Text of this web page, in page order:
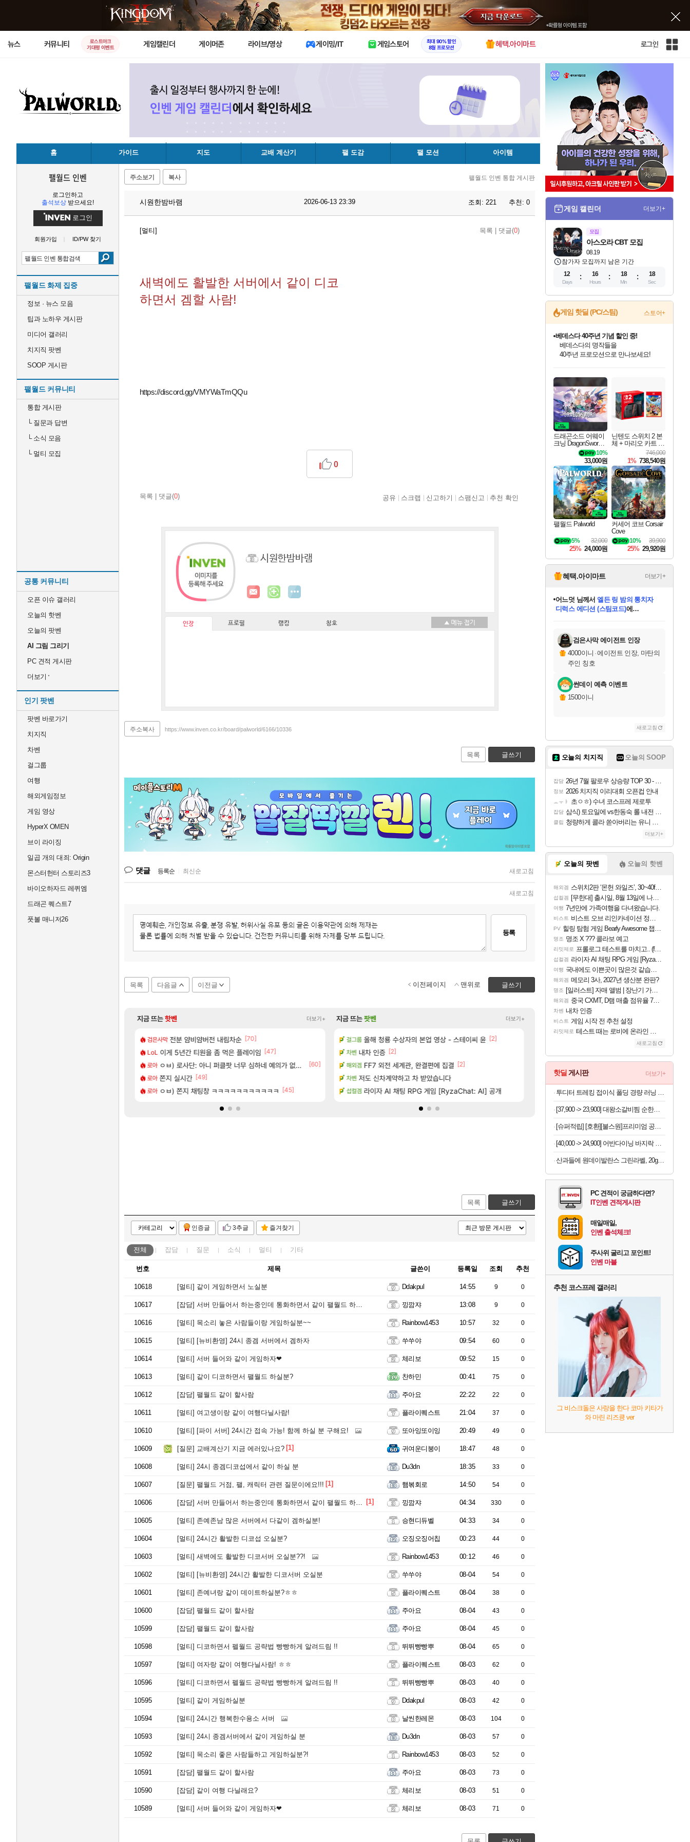
X
뉴스 커뮤니티
로스트아크
기대평 이벤트
게임캘린더 게이머존 라이브/영상 게이밍/IT 게임스토어
최대 90% 할인
8월 프로모션
혜택.아이마트 로그인
인
홈 가이드 지도 교배 계산기 팰 도감 팰 모션 아이템
팰월드 인벤
로그인하고
출석보상 받으세요!
로그인
회원가입 ID/PW 찾기
팰월드 화제 집중
정보 · 뉴스 모음
팁과 노하우 게시판
미디어 갤러리
치지직 팟벤
SOOP 게시판
팰월드 커뮤니티
통합 게시판
└질문과 답변
└소식 모음
└멀티 모집
공통 커뮤니티
오픈 이슈 갤러리
오늘의 핫벤
오늘의 팟벤
AI 그림 그리기
PC 견적 게시판
더보기
인기 팟벤
팟벤 바로가기
치지직
차벤
걸그룹
여행
해외게임정보
게임 영상
HyperX OMEN
브이 라이징
일곱 개의 대죄: Origin
몬스터헌터 스토리즈3
바이오하자드 레퀴엠
드래곤 퀘스트7
풋볼 매니저26
주소보기 복사 팰월드 인벤 통합 게시판
시원한밤바램 2026-06-13 23:39 조회: 221 추천: 0
[멀티] 목록 댓글(0)
새벽에도 활발한 서버에서 같이 디코
하면서 겜할 사람!
https://discord.gg/VMYWaTmQQu
목록 댓글(0)
0
공유 스크랩 신고하기 스팸신고 추천 확인
시원한밤바램
인장 프로필 랭킹 칭호
주소복사 https://www.inven.co.kr/board/palworld/6166/10336
목록 글쓰기
댓글 등록순 최신순 새로고침
새로고침
등록
목록 다음글 이전글 글쓰기
이전페이지 맨위로
지금 뜨는핫벤 더보기+
검은사막 전분 얌비얌버전 내림차순 [70]
LoL 이게 5년간 티원을 좀 먹은 플레이임 [47]
로아 ㅇㅂ) 로사단: 아니 퍼클팟 너무 심하네 예의가 없어(?)
[60]
로아 쫀지 실시간 [49]
로아 ㅇㅂ) 쫀지 채팅창 ㅋㅋㅋㅋㅋㅋㅋㅋㅋㅋㅋ [45]
메이플 메이플 렉걸리는 애들은 참고해라 [620]
FCO 와ㅅㅂ 현질 금액 1억이 넘네요..다들 꼭 해보십셔ㅁㅊ
메이플 “ 경기도 사실상 부도. ” [279]
로아 [벨가르딘 The FIRST] 운영 후기 + 1~3위 공대 축하 Ai짤
리니지M 오 0.1% 뚫었다 [9]
오늘 갑자기 떡상한 팔찌옵션
[64]
로아 [벨가르딘] 나이트메어 클리어 TOP10 알려드립니
메이플 와 ㅁㅊ 컴플뜸ㅋㅋ [64]
지금 뜨는팟벤 더보기+
PV 비스트 오브 리인카네이션 오픈 트레일러
아스오라 「에린」 컨셉 포스터 공개
여행 7년만에 가족여행을 다녀왔습니다. [1]
비스트 쿠를 먼저 보내서 기습하는 법
리싱크드 리싱크드 1.06 패치노트 (8/5)
걸그룹 올해 청룡 수상자의 본업 영상 - 스테이씨 윤 [2]
차벤 내차 인증 [2]
해외겜 FF7 외전 세계관, 완결편에 집결 [2]
차벤 저도 신차계약하고 차 받았습니다
섭컬겜 라이자 AI 채팅 RPG 게임 [RyzaChat: AI] 공개
섬란 카구라 개발사 신작 [시노비 넥서스] 연내
넷마블, 신작 서브컬쳐 게임 [펄 인 블루] 티저 사이
비스트 챕터별 길찾기/지도 공략 (1 ~ 12장)
리밋제로 테스트 때는 로비에 온라인 기능이 있는데
목록 글쓰기
인증글 3추글 즐겨찾기
전체 잡담 질문 소식 멀티 기타
번호 제목 글쓴이 등록일 조회 추천
10618 [멀티] 같이 게임하면서 노실분 Ddakpul 14:55 9 0
10617 [잡담] 서버 만들어서 하는중인데 통화하면서 같이 팰월드 하실분! 낑깜쟈 13:08 9 0
10616 [멀티] 목소리 놓은 사람들이랑 게임하실분~~ Rainbow1453 10:57 32 0
10615 [멀티] [뉴비환영] 24시 종겜 서버에서 겜하자 쑤쑤야 09:54 60 0
10614 [멀티] 서버 들어와 같이 게임하자❤ 체리보 09:52 15 0
10613 [멀티] 같이 디코하면서 팰월드 하실분? 찬하민 00:41 75 0
10612 [잡담] 팰월드 같이 할사람 주아요 22:22 22 0
10611 [멀티] 여고생이랑 같이 여행다닐사람! 플라이퀘스트 21:04 37 0
10610 [멀티] [파이 서버] 24시간 접속 가능! 함께 하실 분 구해요! 또아잉또이잉 20:49 49 0
10609 [질문] 교배계산기 지금 에러있나요? [1] 귀여운디붕이 18:47 48 0
10608 [멀티] 24시 종겜디코섭에서 같이 하실 분 Du3dn 18:35 33 0
10607 [질문] 팰월드 거점, 팰, 캐릭터 관련 질문이에요!!! [1] 햄볶회로 14:50 54 0
10606 [잡담] 서버 만들어서 하는중인데 통화하면서 같이 팰월드 하실분! [1] 낑깜쟈 04:34 330 0
10605 [멀티] 존예존남 많은 서버에서 다같이 겜하실분! 승현디듀벨 04:33 34 0
10604 [멀티] 24시간 활발한 디코섭 오실분? 오징오징어칩 00:23 44 0
10603 [멀티] 새벽에도 활발한 디코서버 오실분??! Rainbow1453 00:12 46 0
10602 [멀티] [뉴비환영] 24시간 활발한 디코서버 오실분 쑤쑤야 08-04 54 0
10601 [멀티] 존예녀랑 같이 데이트하실분?ㅎㅎ 플라이퀘스트 08-04 38 0
10600 [잡담] 팰월드 같이 할사람 주아요 08-04 43 0
10599 [잡담] 팰월드 같이 할사람 주아요 08-04 45 0
10598 [멀티] 디코하면서 펠월드 공략법 빵빵하게 알려드림 !! 뛰뛰빵빵뿌 08-04 65 0
10597 [멀티] 여자랑 같이 여행다닐사람! ㅎㅎ 플라이퀘스트 08-03 62 0
10596 [멀티] 디코하면서 펠월드 공략법 빵빵하게 알려드림 !! 뛰뛰빵빵뿌 08-03 40 0
10595 [멀티] 같이 게임하실분 Ddakpul 08-03 42 0
10594 [멀티] 24시간 행복한수용소 서버 날씬한레몬 08-03 104 0
10593 [멀티] 24시 종겜서버에서 같이 게임하실 분 Du3dn 08-03 57 0
10592 [멀티] 목소리 좋은 사람들하고 게임하실분?! Rainbow1453 08-03 52 0
10591 [잡담] 팰월드 같이 할사람 주아요 08-03 73 0
10590 [잡담] 같이 여행 다닐래요? 체리보 08-03 51 0
10589 [멀티] 서버 들어와 같이 게임하자❤ 체리보 08-03 71 0
게임 캘린더 더보기+
모집
08.19
아스오라 CBT 모집
참가자 모집까지 남은 기간
12
Days
16
Hours
18
Min
17
Sec
게임 핫딜 (PC/스팀) 스토어+
최대 90% 할인가를 만나보세요!
네이버혜택과 함께 만나보세요!
50%할인&추가 적립까지!
이니&베니 혜택까지!
네이버 혜택가와 함께 예약하세요!
할인&네이버혜택으로 만나보세요!
네이버페이 혜택과 만나보세요!
베데스다 40주년 기념 할인 중!
베데스다의 명작들을
40주년 프로모션으로 만나보세요!
마블 투혼 파이팅 소울즈 예약 판매 중!
마블 히어로 총 출동&화려한 격투!
네이버 포인트 혜택까지!
할인가에 만나보세요!
일부 에디션 상시 할인!
혜택으로 예약 판매 중
편안하게 충전하세요
드래곤소드 어웨이
크닝 DragonSword A
10%
33,000원
닌텐도 스위치 2 본
체 + 마리오 카트 월
746,000
1% 738,540원
팰월드 Palworld
32,000
5%
25% 24,000원
커세어 코브 Corsair
Cove
39,900
10%
25% 29,920원
혜택.아이마트 더보기+
당첨되셨습니다.
당첨되셨습니다.
어느덧 님께서엘든 링 밤의 통치자
디럭스 에디션 (스팀코드)에
당첨되셨습니다.
에디션 (스팀코드)를 교환.
당첨되셨습니다.
당첨되셨습니다.
당첨되셨습니다.
당첨되셨습니다.
검은사막 에이전트 인장
4000이니 ·에이전트 인장, 마탄의
주인 칭호
썬데이 예측 이벤트
1500이니
새로고침
오늘의 치지직 오늘의 SOOP
잡담 26년 7월 팔로우 상승량 TOP 30 - 월간 치지직
정보 2026 치지직 이리대회 오픈컵 안내
ㅗㅜㅑ 초ㅇㅎ) 수녀 코스프레 제로투
잡담 삼식) 토요일에 vs한동숙 롤 내전 예정
클립 청량하게 콜라 쏟아버리는 유니 ㅋㅋㅋ
더보기+
오늘의 팟벤 오늘의 핫벤
해외겜 스위치2판 ‘몬헌 와일즈’, 30~40fps 목표 추정
섭컬겜 [무한대] 출시일, 8월 13일에 나오나
여행 7년만에 가족여행을 다녀왔습니다.
비스트 비스트 오브 리인카네이션 정보/공략글 모음
PV 힐링 탐험 게임 Bearly Awesome 챕터 1 트레일러
명조 명조 X ??? 콜라보 예고
리밋제로 프롤로그 테스트를 마치고.. (feat. 리아)
섭컬겜 라이자 AI 채팅 RPG 게임 [RyzaChat: AI] 공개
여행 국내에도 이쁜곳이 많은것 같습니다
해외겜 메모리 3사, 2027년 생산분 완판?
명조 [일러스트] 자매 앨범 | 장난기 가득한 오후의 공원 (리메이크판)
해외겜 중국 CXMT, D램 매출 점유율 7%…글로벌 4위로 부상
차벤 내차 인증
비스트 게임 시작 전 추천 설정
리밋제로 테스트 때는 로비에 온라인 기능이 있는데
새로고침
핫딜 게시판 더보기+
투디터 트레킹 접이식 폴딩 경량 러닝 편광 선글라스 마라톤 가벼운 운전 자외선차단
[37,900 -> 23,900] 대왕소갈비찜 순한맛 1.2kg
[슈퍼적립] [호환][불스원]프리미엄 공기청정 활성탄 자동차 차량용 에어컨필터 01
[40,000 -> 24,900] 어반다이닝 바지락 술찜 파스타 밀키트 819g x 2개
산과들에 원데이발란스 그린라벨, 20g, 100봉
PC 견적이 궁금하다면?
IT인벤 견적게시판
매일매일,
인벤 출석체크!
주사위 굴리고 포인트!
인벤 마블
추천 코스프레 갤러리
그 비스크돌은 사랑을 한다 코마 키타가
와 마린 리즈큥 ver